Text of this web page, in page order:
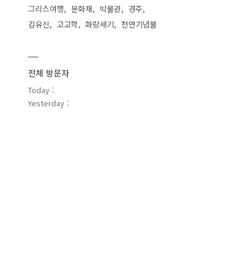
그리스여행
문화재 박물관
경주
김유신
고고학 화랑세기 천연기념물
전체 방문자
Today :
Yesterday :